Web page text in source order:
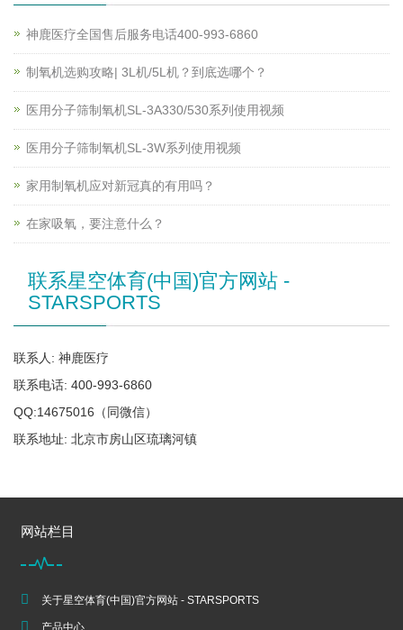
神鹿医疗全国售后服务电话400-993-6860
制氧机选购攻略| 3L机/5L机？到底选哪个？
医用分子筛制氧机SL-3A330/530系列使用视频
医用分子筛制氧机SL-3W系列使用视频
家用制氧机应对新冠真的有用吗？
在家吸氧，要注意什么？
联系星空体育(中国)官方网站 -
STARSPORTS
联系人: 神鹿医疗
联系电话: 400-993-6860
QQ:14675016（同微信）
联系地址: 北京市房山区琉璃河镇
网站栏目
关于星空体育(中国)官方网站 - STARSPORTS